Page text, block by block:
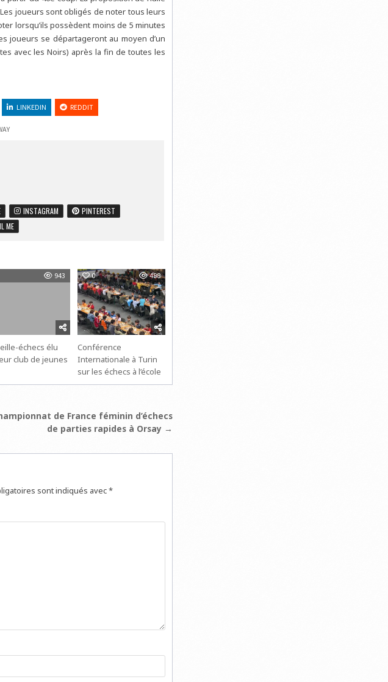
joueurs sont obligés de noter tous leurs
lorsqu’ils possèdent moins de 5 minutes
joueurs se départageront au moyen d’un
avec les Noirs) après la fin de toutes les
LINKEDIN REDDIT
INSTAGRAM
PINTEREST
ME
943
échecs élu
club de jeunes
0 488
Conférence
Internationale à Turin
sur les échecs à l’école
de France féminin d’échecs
de parties rapides à Orsay →
sont indiqués avec*